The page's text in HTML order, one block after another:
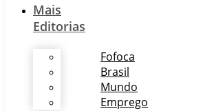
Mais
Editorias
Fofoca
Brasil
Mundo
Emprego